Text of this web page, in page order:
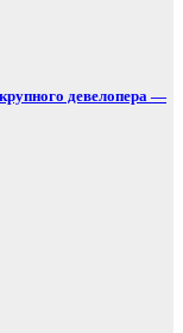
девелопера —